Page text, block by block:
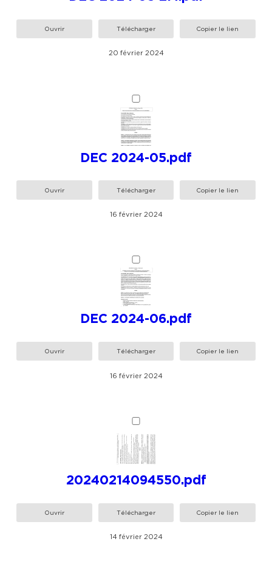
Ouvrir Télécharger Copier le lien
20 février 2024
DEC 2024-05.pdf
Ouvrir Télécharger Copier le lien
16 février 2024
DEC 2024-06.pdf
Ouvrir Télécharger Copier le lien
16 février 2024
20240214094550.pdf
Ouvrir Télécharger Copier le lien
14 février 2024